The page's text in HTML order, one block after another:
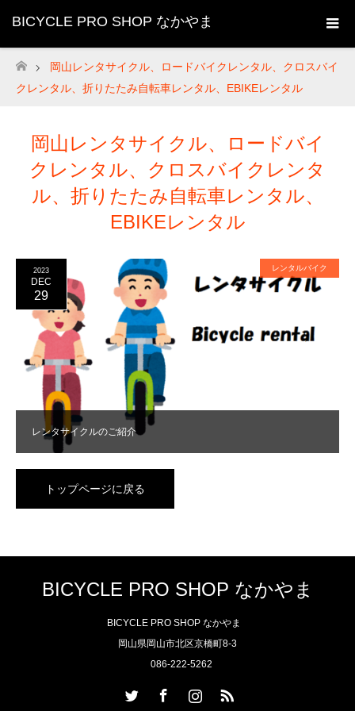
BICYCLE PRO SHOP なかやま
ホーム
岡山レンタサイクル、ロードバイクレンタル、クロスバイ
クレンタル、折りたたみ自転車レンタル、EBIKEレンタル
岡山レンタサイクル、ロードバイ
クレンタル、クロスバイクレンタ
ル、折りたたみ自転車レンタル、
EBIKEレンタル
レンタサイクルのご紹介
2023
DEC
29
レンタルバイク
トップページに戻る
BICYCLE PRO SHOP なかやま
BICYCLE PRO SHOP なかやま
岡山県岡山市北区京橋町8-3
086-222-5262